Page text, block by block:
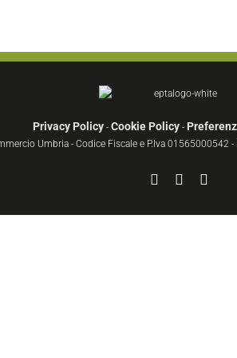
Privacy Policy- Cookie Policy-
Umbria - Codice Fiscale e P.Iva 01565000542
FacebookYouTube